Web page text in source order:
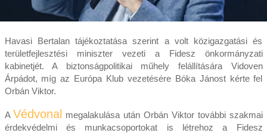
Havasi Bertalan tájékoztatása szerint a volt közigazgatási és
területfejlesztési miniszter vezeti a Fidesz önkormányzati
kabinetjét. A biztonságpolitikai műhely felállítására Vidoven
Árpádot, míg az Európa Klub vezetésére Bóka Jánost kérte fel
Orbán Viktor.
A Védvonal
megalakulása után Orbán Viktor további szakmai
érdekvédelmi és munkacsoportokat is létrehoz a Fidesz